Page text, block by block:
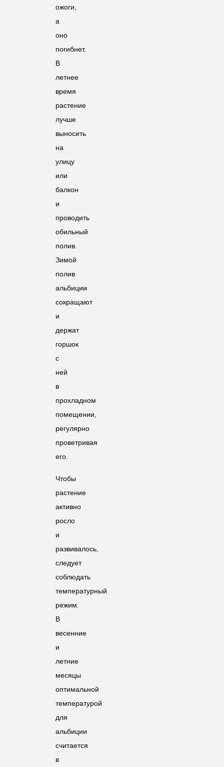
ожоги,
а
оно
погибнет.
В
летнее
время
растение
лучше
выносить
на
улицу
или
балкон
и
проводить
обильный
полив.
Зимой
полив
альбиции
сокращают
и
держат
горшок
с
ней
в
прохладном
помещении,
регулярно
проветривая
его.
Чтобы
растение
активно
росло
и
развивалось,
следует
соблюдать
температурный
режим.
В
весенние
и
летние
месяцы
оптимальной
температурой
для
альбиции
считается
в